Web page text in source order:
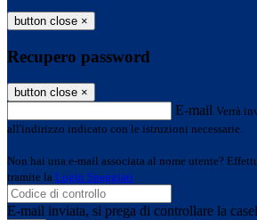
button close ×
Recupero password
button close ×
E-mail Verrà
all'indirizzo indicato con le istruzioni necessarie.
Non hai una e-mail associata al nome utente?
tramite la Login Spaggiari
E-mail inviata, si prega di controllare la